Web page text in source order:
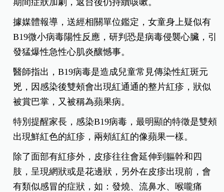
據媒體報導，送經相關單位鑑定，女童身上疑似有
B19微小病毒陽性反應，研判恐是病毒侵襲心臟，引
發猛爆性急性心肌炎釀憾事。
醫師指出，B19病毒是造成兒童常見傳染性紅斑元
兇，因感染後雙頰會出現紅通通的整片紅疹，狀似
被賞巴掌，又被稱為蘋果病。
特別提醒家長，感染B19病毒，最明顯的特徵是雙頰
出現鮮紅色的紅疹，兩頰紅紅的像蘋果一樣。
除了面部有紅疹外，皮疹往往會延伸到軀幹和四
肢，呈現網狀或是花邊狀，另外在皮疹出現前，會
有類似感冒的症狀，如：發燒、流鼻水、喉嚨痛